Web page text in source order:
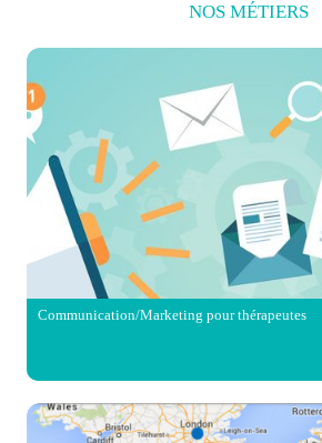
NOS MÉTIERS
Communication/Marketing pour thérapeutes